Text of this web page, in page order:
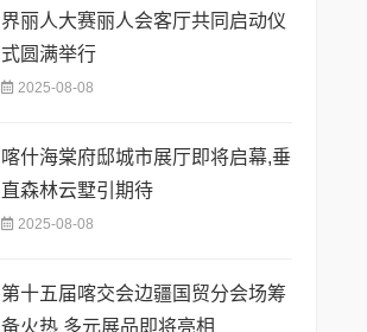
界丽人大赛丽人会客厅共同启动仪
式圆满举行
2025-08-08
喀什海棠府邸城市展厅即将启幕,垂
直森林云墅引期待
2025-08-08
第十五届喀交会边疆国贸分会场筹
备火热 多元展品即将亮相